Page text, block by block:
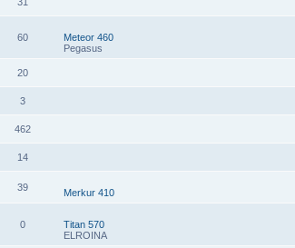
60
Meteor 460
Pegasus
20
3
462
14
39 Merkur 410
0
Titan 570
ELROINA